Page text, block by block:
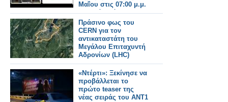
Μαΐου στις 07:00 μ.μ.
Τεχνικό Πρόγραμμα
και δημοτικά τέλη
στην ημερήσια
διάταξη.
Πράσινο φως του
CERN για τον
αντικαταστάτη του
Μεγάλου Επιταχυντή
Αδρονίων (LHC)
«Ντέρτι»: Ξεκίνησε να
προβάλλεται το
πρώτο teaser της
νέας σειράς του ΑΝΤ1